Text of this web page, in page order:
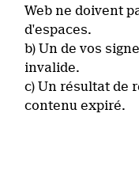
Web ne doivent
d'espaces.
b) Un de vos
invalide.
c) Un résultat de
contenu expiré.